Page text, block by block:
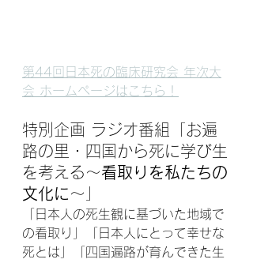
第44回日本死の臨床研究会 年次大
会 ホームページはこちら！
特別企画 ラジオ番組「 お遍
路の里・四国から死に学び生
を考える～看取りを私たちの
文化に ～
「日本人の死生観に基づいた地域で
の看取り」「日本人にとって幸せな
死とは」「四国遍路が育んできた生